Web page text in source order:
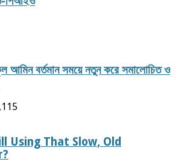
আমিন বর্তমান সময়ে নতুন করে সমালোচিত ও
Using That Slow, Old